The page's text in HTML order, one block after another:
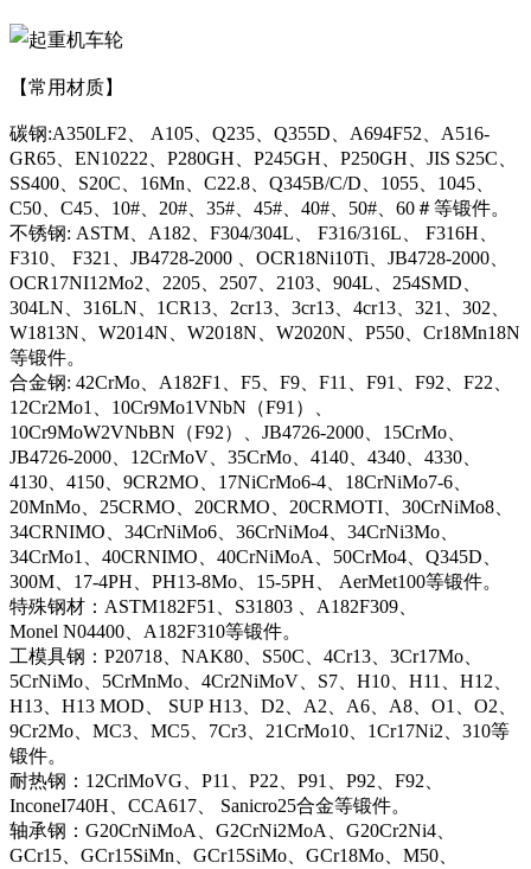
【常用材质】
碳钢:A350LF2、 A105、Q235、Q355D、A694F52、A516-
GR65、EN10222、P280GH、P245GH、P250GH、JIS S25C、
SS400、S20C、16Mn、C22.8、Q345B/C/D、1055、1045、
C50、C45、10#、20#、35#、45#、40#、50#、60＃等锻件。
不锈钢: ASTM、A182、F304/304L、 F316/316L、 F316H、
F310、 F321、JB4728-2000 、OCR18Ni10Ti、JB4728-2000、
OCR17NI12Mo2、2205、2507、2103、904L、254SMD、
304LN、316LN、1CR13、2cr13、3cr13、4cr13、321、302、
W1813N、W2014N、W2018N、W2020N、P550、Cr18Mn18N
等锻件。
合金钢: 42CrMo、A182F1、F5、F9、F11、F91、F92、F22、
12Cr2Mo1、10Cr9Mo1VNbN（F91）、
10Cr9MoW2VNbBN（F92）、JB4726-2000、15CrMo、
JB4726-2000、12CrMoV、35CrMo、4140、4340、4330、
4130、4150、9CR2MO、17NiCrMo6-4、18CrNiMo7-6、
20MnMo、25CRMO、20CRMO、20CRMOTI、30CrNiMo8、
34CRNIMO、34CrNiMo6、36CrNiMo4、34CrNi3Mo、
34CrMo1、40CRNIMO、40CrNiMoA、50CrMo4、Q345D、
300M、17-4PH、PH13-8Mo、15-5PH、 AerMet100等锻件。
特殊钢材：ASTM182F51、S31803 、A182F309、
Monel N04400、A182F310等锻件。
工模具钢：P20718、NAK80、S50C、4Cr13、3Cr17Mo、
5CrNiMo、5CrMnMo、4Cr2NiMoV、S7、H10、H11、H12、
H13、H13 MOD、 SUP H13、D2、A2、A6、A8、O1、O2、
9Cr2Mo、MC3、MC5、7Cr3、21CrMo10、1Cr17Ni2、310等
锻件。
耐热钢：12CrlMoVG、P11、P22、P91、P92、F92、
InconeI740H、CCA617、 Sanicro25合金等锻件。
轴承钢：G20CrNiMoA、G2CrNi2MoA、G20Cr2Ni4、
GCr15、GCr15SiMn、GCr15SiMo、GCr18Mo、M50、